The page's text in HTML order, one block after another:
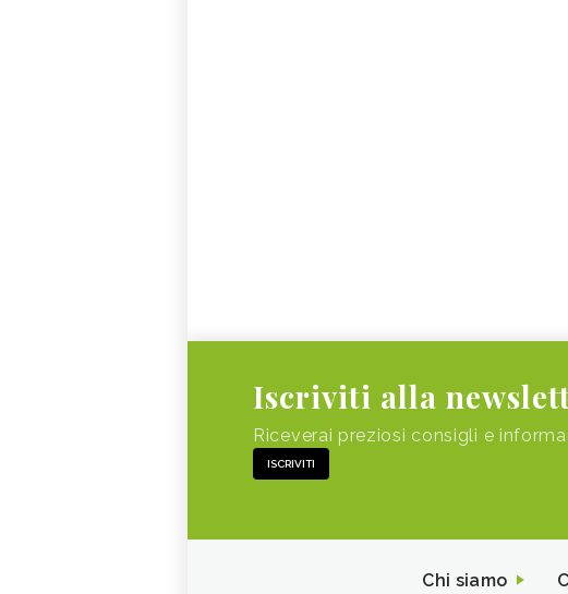
Iscriviti alla
Riceverai preziosi consigli e
ISCRIVITI
Chi siamo